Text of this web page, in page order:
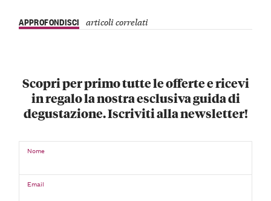
APPROFONDISCI articoli correlati
Scopri per primo tutte le offerte e ricevi
in regalo la nostra esclusiva guida di
degustazione. Iscriviti alla newsletter!
Nome
Email